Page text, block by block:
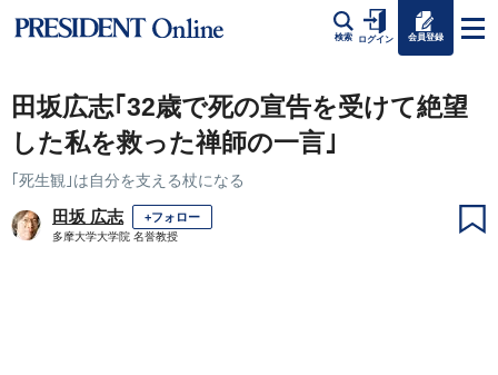
検索 ログイン 会員登録
田坂広志｢32歳で死の宣告を受けて絶望
した私を救った禅師の一言｣
｢死生観｣は自分を支える杖になる
田坂 広志 +フォロー
多摩大学大学院 名誉教授